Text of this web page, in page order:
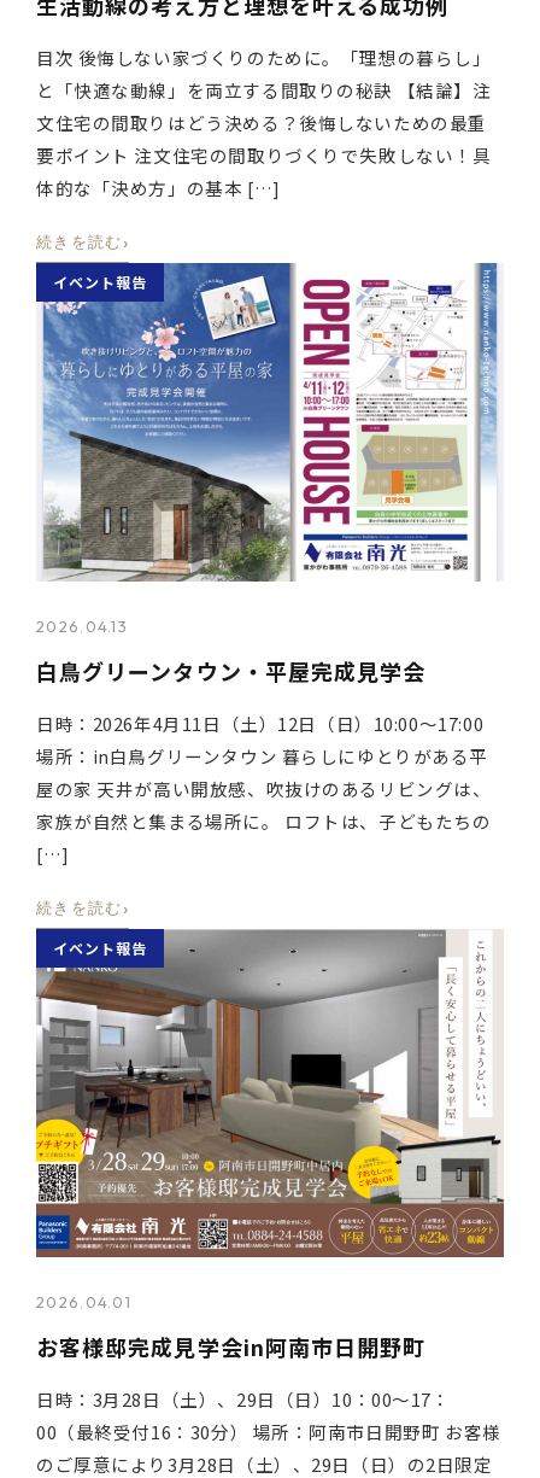
目次 後悔しない家づくりのために。「理想の暮らし」
と「快適な動線」を両立する間取りの秘訣 【結論】注
文住宅の間取りはどう決める？後悔しないための最重
要ポイント 注文住宅の間取りづくりで失敗しない！具
体的な「決め方」の基本 […]
続きを読む ›
イベント報告
2026.04.13
白鳥グリーンタウン・平屋完成見学会
日時：2026年4月11日（土）12日（日）10:00～17:00
場所：in白鳥グリーンタウン 暮らしにゆとりがある平
屋の家 天井が高い開放感、吹抜けのあるリビングは、
家族が自然と集まる場所に。 ロフトは、子どもたちの
[…]
続きを読む ›
イベント報告
2026.04.01
お客様邸完成見学会in阿南市日開野町
日時：3月28日（土）、29日（日）10：00～17：
00（最終受付16：30分） 場所：阿南市日開野町 お客様
のご厚意により3月28日（土）、29日（日）の2日限定